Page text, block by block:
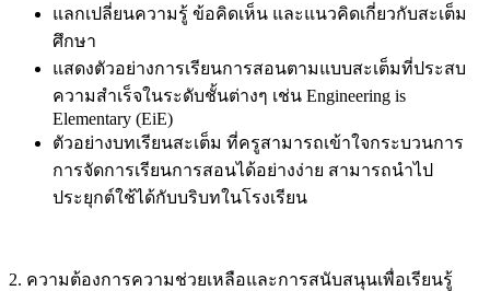
แลกเปลี่ยนความรู้ ข้อคิดเห็น และแนวคิดเกี่ยวกับสะเต็ม
ศึกษา
แสดงตัวอย่างการเรียนการสอนตามแบบสะเต็มที่ประสบ
ความสำเร็จในระดับชั้นต่างๆ เช่น Engineering is
Elementary (EiE)
ตัวอย่างบทเรียนสะเต็ม ที่ครูสามารถเข้าใจกระบวนการ
การจัดการเรียนการสอนได้อย่างง่าย สามารถนำไป
ประยุกต์ใช้ได้กับบริบทในโรงเรียน
2. ความต้องการความช่วยเหลือและการสนับสนุนเพื่อเรียนรู้